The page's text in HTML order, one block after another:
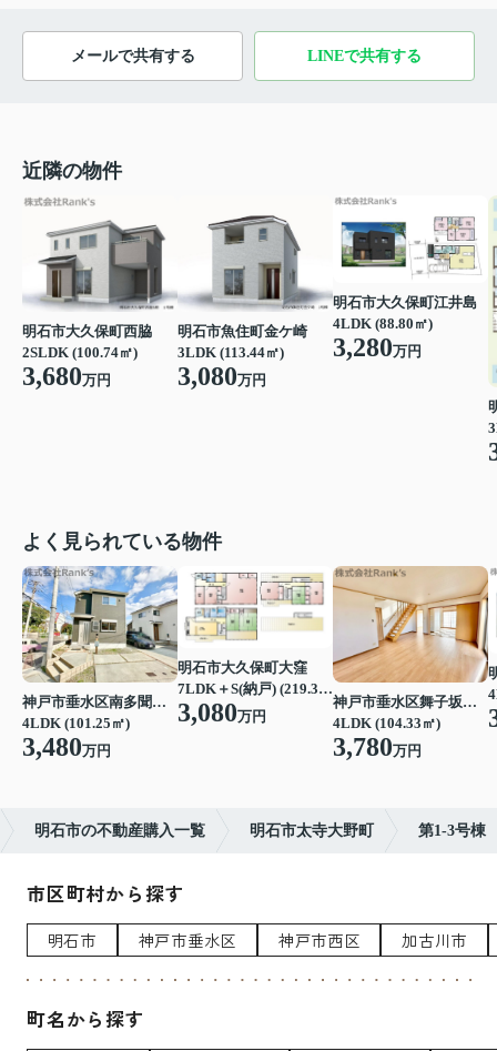
メールで共有する LINEで共有する
近隣の物件
明石市大久保町西脇
2SLDK (100.74㎡)
3,680万円
明石市魚住町金ケ崎
3LDK (113.44㎡)
3,080万円
明石市大久保町江井島
4LDK (88.80㎡)
3,280万円
よく見られている物件
神戸市垂水区南多聞台４丁目
4LDK (101.25㎡)
3,480万円
明石市大久保町大窪
7LDK＋S(納戸) (219.39㎡)
3,080万円
神戸市垂水区舞子坂３丁目
4LDK (104.33㎡)
3,780万円
明石市の不動産購入一覧 明石市太寺大野町 第1-3号棟
市区町村から探す
明石市 神戸市垂水区 神戸市西区 加古川市
町名から探す